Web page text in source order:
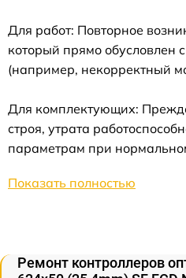
Для работ: Повторное
который прямо обусловлен
(например, некорректный
Для комплектующих:
строя, утрата
параметрам при
Показать полностью
Ремонт контроллеров